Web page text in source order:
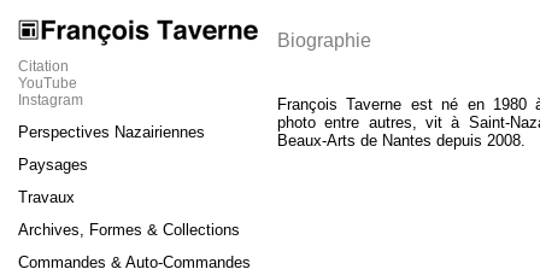
Citation
YouTube
Instagram
Perspectives Nazairiennes
Paysages
Travaux
Archives, Formes & Collections
Commandes & Auto-Commandes
Biographie
François Taverne est né en 1980
photo entre autres, vit à Saint-
Beaux-Arts de Nantes depuis 2008.